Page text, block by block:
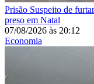
Prisão Suspeito de
preso em Natal
07/08/2026 às 20:12
Economia